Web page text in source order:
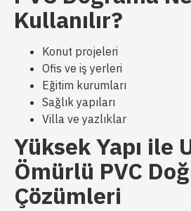
Kullanılır?
Konut projeleri
Ofis ve iş yerleri
Eğitim kurumları
Sağlık yapıları
Villa ve yazlıklar
Yüksek Yapı ile
Ömürlü PVC
Çözümleri